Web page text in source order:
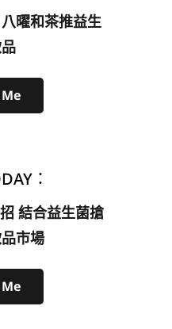
曜和茶推益生
：
結合益生菌搶
市場